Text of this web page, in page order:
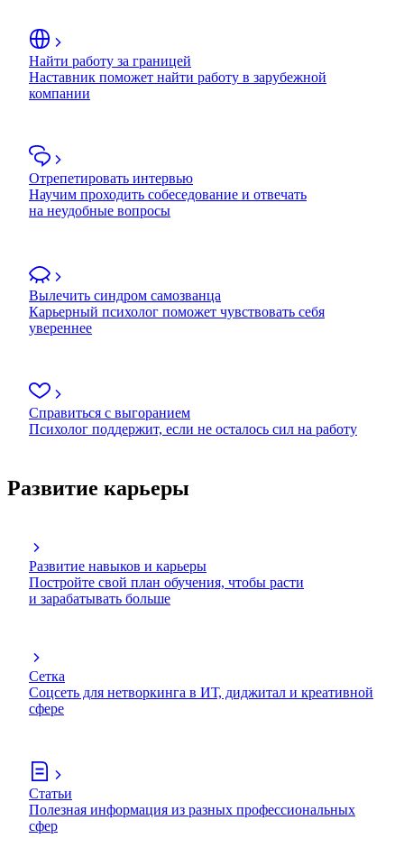
Найти работу за границей
Наставник поможет найти работу в зарубежной
компании
Отрепетировать интервью
Научим проходить собеседование и отвечать
на неудобные вопросы
Вылечить синдром самозванца
Карьерный психолог поможет чувствовать себя
увереннее
Справиться с выгоранием
Психолог поддержит, если не осталось сил на работу
Развитие карьеры
Развитие навыков и карьеры
Постройте свой план обучения, чтобы расти
и зарабатывать больше
Сетка
Соцсеть для нетворкинга в ИТ, диджитал и креативной
сфере
Статьи
Полезная информация из разных профессиональных
сфер